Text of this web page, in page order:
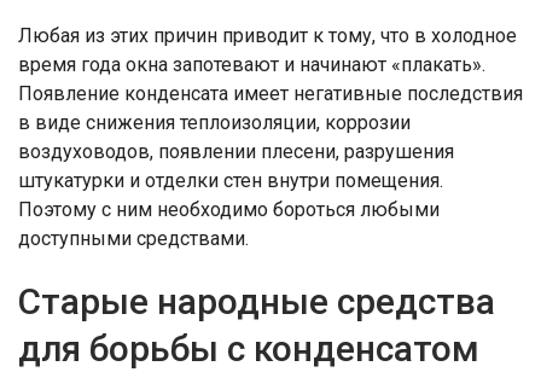
Любая из этих причин приводит к тому, что в холодное
время года окна запотевают и начинают «плакать».
Появление конденсата имеет негативные последствия
в виде снижения теплоизоляции, коррозии
воздуховодов, появлении плесени, разрушения
штукатурки и отделки стен внутри помещения.
Поэтому с ним необходимо бороться любыми
доступными средствами.
Старые народные средства
для борьбы с конденсатом